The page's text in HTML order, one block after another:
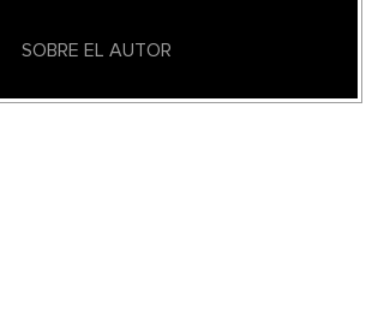
SOBRE EL AUTOR